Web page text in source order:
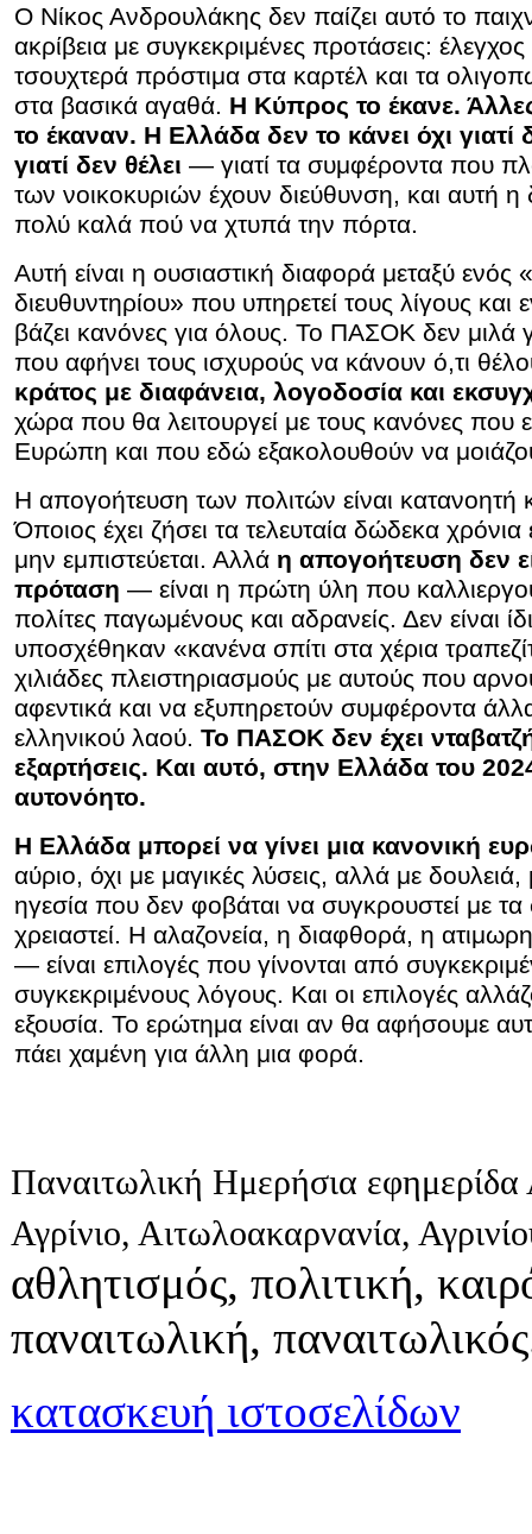
Ο Νίκος Ανδρουλάκης δεν παίζει αυτό το
ακρίβεια με συγκεκριμένες προτάσεις:
τσουχτερά πρόστιμα στα καρτέλ και τα
στα βασικά αγαθά. Η Κύπρος το έκανε.
το έκαναν. Η Ελλάδα δεν το κάνει όχι
γιατί δεν θέλει — γιατί τα συμφέροντα που
των νοικοκυριών έχουν διεύθυνση, και αυτή η
πολύ καλά πού να χτυπά την πόρτα.
Αυτή είναι η ουσιαστική διαφορά μεταξύ ενός
διευθυντηρίου» που υπηρετεί τους λίγους
βάζει κανόνες για όλους. Το ΠΑΣΟΚ δεν μιλά
που αφήνει τους ισχυρούς να κάνουν ό,τι
κράτος με διαφάνεια, λογοδοσία και
χώρα που θα λειτουργεί με τους κανόνες που
Ευρώπη και που εδώ εξακολουθούν να
Η απογοήτευση των πολιτών είναι κατανοητή
Όποιος έχει ζήσει τα τελευταία δώδεκα
μην εμπιστεύεται. Αλλά η απογοήτευση δεν
πρόταση — είναι η πρώτη ύλη που
πολίτες παγωμένους και αδρανείς. Δεν είναι
υποσχέθηκαν «κανένα σπίτι στα χέρια
χιλιάδες πλειστηριασμούς με αυτούς που
αφεντικά και να εξυπηρετούν συμφέροντα
ελληνικού λαού. Το ΠΑΣΟΚ δεν έχει
εξαρτήσεις. Και αυτό, στην Ελλάδα του
αυτονόητο.
Η Ελλάδα μπορεί να γίνει μια κανονική
αύριο, όχι με μαγικές λύσεις, αλλά με δουλειά,
ηγεσία που δεν φοβάται να συγκρουστεί με
χρειαστεί. Η αλαζονεία, η διαφθορά, η
— είναι επιλογές που γίνονται από
συγκεκριμένους λόγους. Και οι επιλογές
εξουσία. Το ερώτημα είναι αν θα αφήσουμε
πάει χαμένη για άλλη μια φορά.
Παναιτωλική Ημερήσια εφημερίδα
Αγρίνιο, Αιτωλοακαρνανία,
αθλητισμός, πολιτική,
παναιτωλική,
κατασκευή ιστοσελίδων